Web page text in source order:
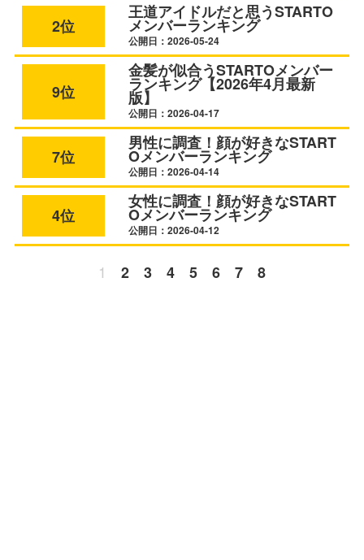
2位
王道アイドルだと思うSTARTO
メンバーランキング
公開日：2026-05-24
9位
金髪が似合うSTARTOメンバー
ランキング【2026年4月最新
版】
公開日：2026-04-17
7位
男性に調査！顔が好きなSTART
Oメンバーランキング
公開日：2026-04-14
4位
女性に調査！顔が好きなSTART
Oメンバーランキング
公開日：2026-04-12
1 2 3 4 5 6 7 8